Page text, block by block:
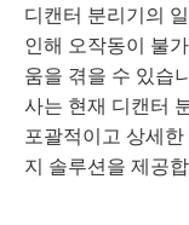
디캔터 분리기의
인해 오작동이 불
움을 겪을 수 있습
사는 현재 디캔터
포괄적이고 상세
지 솔루션을 제공